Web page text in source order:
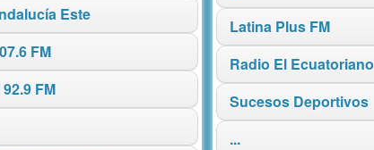
Este
FM
FM
Latina Plus FM
Radio El Ecuatoriano
Sucesos Deportivos
...